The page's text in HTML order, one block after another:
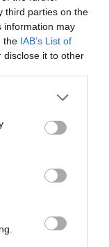
third parties on the
information may
the IAB’s List of
disclose it to other
or more Google
You may click to
party tags to
in below Google
Rubenis
zādzību
papildina
Īzaku